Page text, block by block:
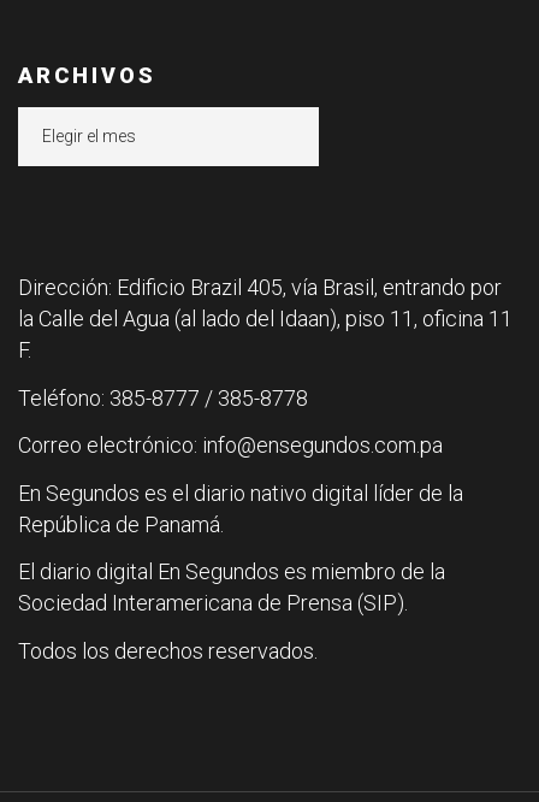
ARCHIVOS
Dirección: Edificio Brazil 405, vía Brasil, entrando por
la Calle del Agua (al lado del Idaan), piso 11, oficina 11
F.
Teléfono: 385-8777 / 385-8778
Correo electrónico: info@ensegundos.com.pa
En Segundos es el diario nativo digital líder de la
República de Panamá.
El diario digital En Segundos es miembro de la
Sociedad Interamericana de Prensa (SIP).
Todos los derechos reservados.